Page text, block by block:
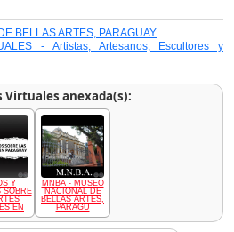
BELLAS ARTES, PARAGUAY
- Artistas, Artesanos, Escultores y
Virtuales anexada(s):
Y
SOBRE
EN
MNBA - MUSEO
NACIONAL DE
BELLAS ARTES,
PARAGU